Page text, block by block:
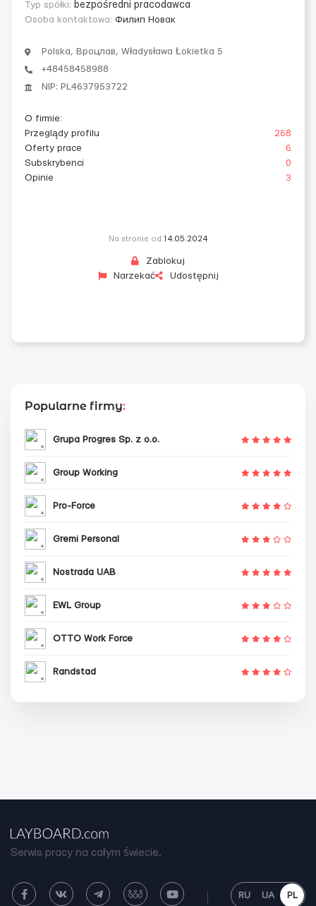
Typ spółki: bezpośredni pracodawca
Osoba kontaktowa: Филип Новак
Polska, Вроцлав, Władysława Łokietka 5
+48458458988
NIP: PL4637953722
O firmie:
Przeglądy profilu
268
Oferty prace
6
Subskrybenci
0
Opinie
3
Na stronie od 14.05.2024
Zablokuj
Narzekać
Udostępnij
Popularne firmy:
Grupa Progres Sp. z o.o.
Group Working
Pro-Force
Gremi Personal
Nostrada UAB
EWL Group
OTTO Work Force
Randstad
Serwis pracy na całym świecie.
RU UA PL